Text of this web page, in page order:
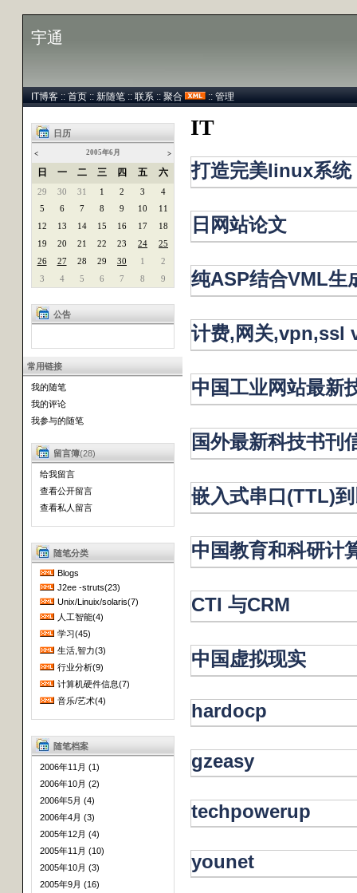
宇通
IT博客 :: 首页 :: 新随笔 :: 联系 :: 聚合 :: 管理
日历
< 2005年6月 >
日 一 二 三 四 五 六
29 30 31 1 2 3
4
5
6 7 8 9 10
11
12
13 14 15 16 17
18
19
20 21 22 23 24
25
26
27 28 29 30 1
2
3
4 5 6 7 8 9
公告
常用链接
我的随笔
我的评论
我参与的随笔
留言簿(28)
给我留言
查看公开留言
查看私人留言
随笔分类
Blogs
J2ee -struts(23)
Unix/Linuix/solaris(7)
人工智能(4)
学习(45)
生活,智力(3)
行业分析(9)
计算机硬件信息(7)
音乐/艺术(4)
随笔档案
2006年11月 (1)
2006年10月 (2)
2006年5月 (4)
2006年4月 (3)
2005年12月 (4)
2005年11月 (10)
2005年10月 (3)
2005年9月 (16)
IT
打造完美linux系统
日网站论文
纯ASP结合VML生
计费,网关,vpn,ssl
中国工业网站最新
国外最新科技书刊
嵌入式串口(TTL)
中国教育和科研计
CTI 与CRM
中国虚拟现实
hardocp
gzeasy
techpowerup
younet